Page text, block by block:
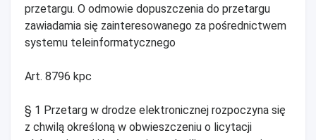
przetargu. O odmowie dopuszczenia do przetargu
zawiadamia się zainteresowanego za pośrednictwem
systemu teleinformatycznego
Art. 8796 kpc
§ 1 Przetarg w drodze elektronicznej rozpoczyna się
z chwilą określoną w obwieszczeniu o licytacji